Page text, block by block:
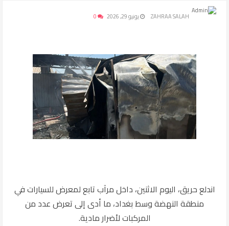
ZAHRAA SALAH يونيو 29, 2026
اندلع حريق، اليوم الاثنين، داخل مرآب تابع لمعرض للسيارات في
منطقة النهضة وسط بغداد، ما أدى إلى تعرض عدد من
المركبات لأضرار مادية.